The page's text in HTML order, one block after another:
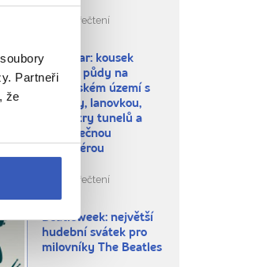
Partneři
že
33.117 přečtení
Gibraltar: kousek
britské půdy na
španělském území s
makaky, lanovkou,
kilometry tunelů a
neskutečnou
atmosférou
54.653 přečtení
Beatleweek: největší
hudební svátek pro
milovníky The Beatles